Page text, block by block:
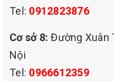
Hiểu được điều thiết yếu
dịch vụ giặt ghế sofa hàng
bắt những nhu cầu đó của
giặt ghế sofa tại THANH
ghế quán cà phê có tính
Tel: 0912823876
Cơ sở 8:Đường Xuân
Nội
Tel: 0966612359